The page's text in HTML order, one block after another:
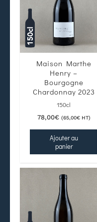
Maison Marthe
Henry –
Bourgogne
Chardonnay 2023
150cl
78,00€ (65,00€HT)
Ajouter au
panier